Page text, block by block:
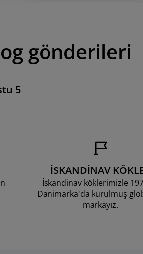
gönderileri
5
İSKANDİNAV
İskandinav köklerimizle
Danimarka'da kurulmuş
markayız.